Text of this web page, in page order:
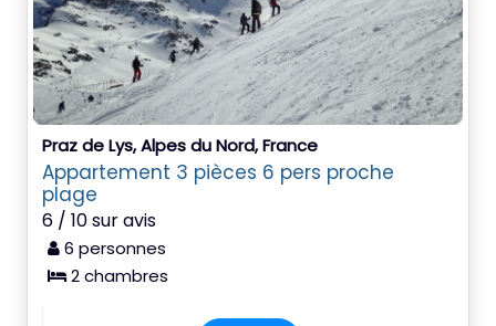
Praz de Lys, Alpes du Nord, France
Appartement 3 pièces 6 pers proche
plage
6 / 10 sur avis
6 personnes
2 chambres